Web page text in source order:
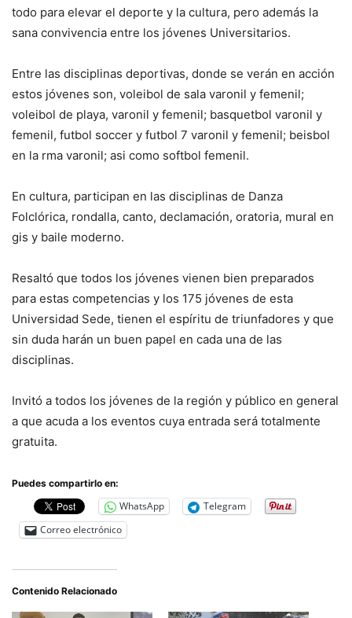
todo para elevar el deporte y la cultura, pero además la
sana convivencia entre los jóvenes Universitarios.
Entre las disciplinas deportivas, donde se verán en acción
estos jóvenes son, voleibol de sala varonil y femenil;
voleibol de playa, varonil y femenil; basquetbol varonil y
femenil, futbol soccer y futbol 7 varonil y femenil; beisbol
en la rma varonil; asi como softbol femenil.
En cultura, participan en las disciplinas de Danza
Folclórica, rondalla, canto, declamación, oratoria, mural en
gis y baile moderno.
Resaltó que todos los jóvenes vienen bien preparados
para estas competencias y los 175 jóvenes de esta
Universidad Sede, tienen el espíritu de triunfadores y que
sin duda harán un buen papel en cada una de las
disciplinas.
Invitó a todos los jóvenes de la región y público en general
a que acuda a los eventos cuya entrada será totalmente
gratuita.
Puedes compartirlo en:
WhatsApp
Telegram
Correo electrónico
Contenido Relacionado